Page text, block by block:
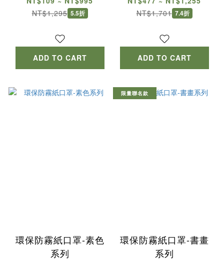
NT$1,295 5.5折
ADD TO CART
NT$1,701 7.4折
ADD TO CART
環保防霧紙口罩-素色
系列
限量聯名款
環保防霧紙口罩-書畫
系列